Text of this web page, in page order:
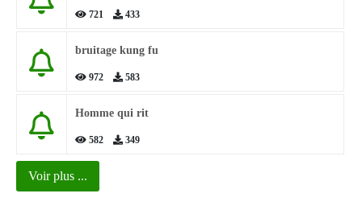
721 433
bruitage kung fu
972 583
Homme qui rit
582 349
Voir plus ...